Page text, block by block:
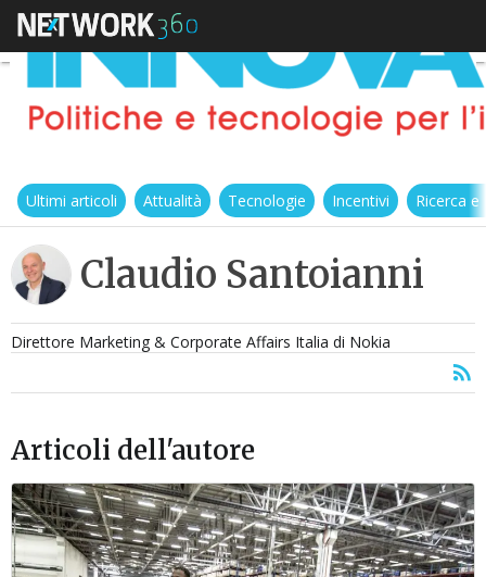
Ultimi articoli Attualità Tecnologie Incentivi Ricerca
Claudio Santoianni
Direttore Marketing & Corporate Affairs Italia di Nokia
Articoli dell'autore